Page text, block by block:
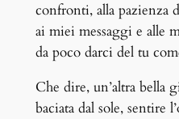
confronti, alla pazienza
ai miei messaggi e alle
da poco darci del tu
Che dire, un’altra bella
baciata dal sole, sentire